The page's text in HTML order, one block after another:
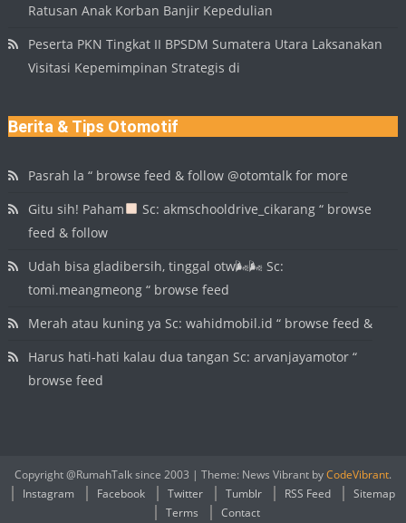
Ratusan Anak Korban Banjir Kepedulian
Peserta PKN Tingkat II BPSDM Sumatera Utara Laksanakan
Visitasi Kepemimpinan Strategis di
Berita & Tips Otomotif
Pasrah la “ browse feed & follow @otomtalk for more
Gitu sih! Paham
Sc: akmschooldrive_cikarang “ browse
feed & follow
Udah bisa gladibersih, tinggal otw🌬🌬 Sc:
tomi.meangmeong “ browse feed
Merah atau kuning ya Sc: wahidmobil.id “ browse feed &
Harus hati-hati kalau dua tangan Sc: arvanjayamotor “
browse feed
Copyright @RumahTalk since 2003 | Theme: News Vibrant byCodeVibrant.
Instagram
Facebook Twitter Tumblr RSS Feed
Sitemap
Terms
Contact